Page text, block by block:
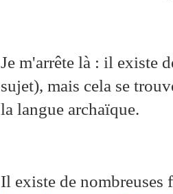
Je m'arrête là : il existe
sujet), mais cela se
la langue archaïque.
Il existe de nombreuses